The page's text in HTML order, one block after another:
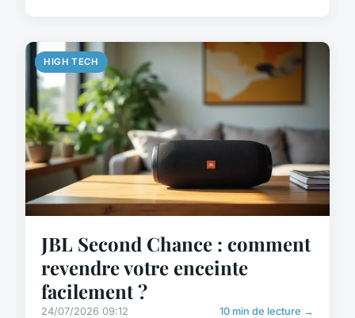
HIGH TECH
JBL Second Chance : comment
revendre votre enceinte
facilement ?
24/07/2026 09:12 10 min de lecture →